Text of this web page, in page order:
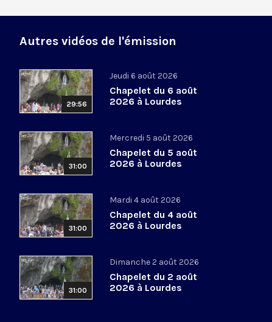
Autres vidéos de l'émission
29:56
Jeudi 6 août 2026
Chapelet du 6 août
2026 à Lourdes
31:00
Mercredi 5 août 2026
Chapelet du 5 août
2026 à Lourdes
31:00
Mardi 4 août 2026
Chapelet du 4 août
2026 à Lourdes
31:00
Dimanche 2 août 2026
Chapelet du 2 août
2026 à Lourdes